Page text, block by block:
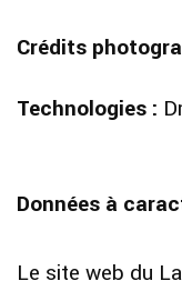
Crédits
Technologies :
Données à
Le site web du